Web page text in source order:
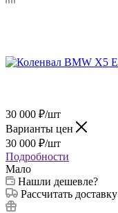
30 000 ₽/шт
Варианты цен
30 000 ₽/шт
Подробности
Мало
Нашли дешевле?
Рассчитать доставку